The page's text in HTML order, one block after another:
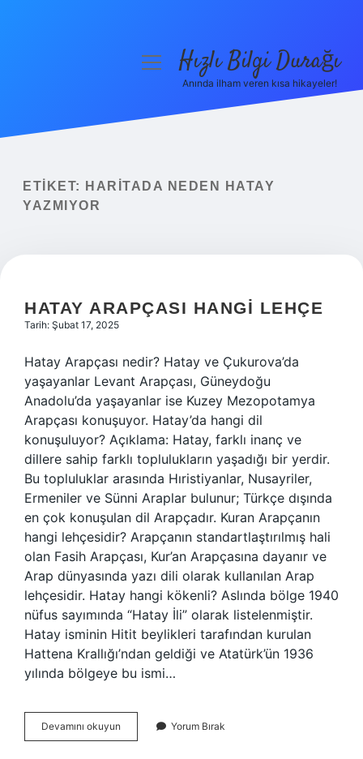
Yasal Uyarı
menüyüHızlı Bilgi Durağı
Anında ilham veren kısa hikayeler!
ETIKET:
HARITADA NEDEN HATAY
YAZMIYOR
HATAY ARAPÇASI HANGI LEHÇE
Tarih: Şubat 17, 2025
Hatay Arapçası nedir? Hatay ve Çukurova’da
yaşayanlar Levant Arapçası, Güneydoğu
Anadolu’da yaşayanlar ise Kuzey Mezopotamya
Arapçası konuşuyor. Hatay’da hangi dil
konuşuluyor? Açıklama: Hatay, farklı inanç ve
dillere sahip farklı toplulukların yaşadığı bir yerdir.
Bu topluluklar arasında Hıristiyanlar, Nusayriler,
Ermeniler ve Sünni Araplar bulunur; Türkçe dışında
en çok konuşulan dil Arapçadır. Kuran Arapçanın
hangi lehçesidir? Arapçanın standartlaştırılmış hali
olan Fasih Arapçası, Kur’an Arapçasına dayanır ve
Arap dünyasında yazı dili olarak kullanılan Arap
lehçesidir. Hatay hangi kökenli? Aslında bölge 1940
nüfus sayımında “Hatay İli” olarak listelenmiştir.
Hatay isminin Hitit beylikleri tarafından kurulan
Hattena Krallığı’ndan geldiği ve Atatürk’ün 1936
yılında bölgeye bu ismi…
Devamını okuyun
Arapçası
Yorum Bırak